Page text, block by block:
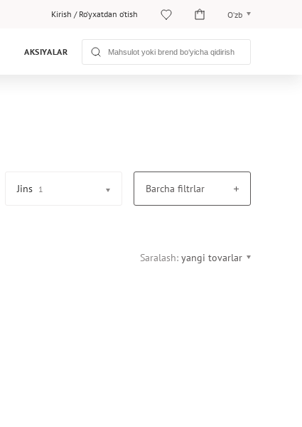
Kirish / Ro‘yxatdan o‘tish O‘zb
Рус
AKSIYALAR
Jins 1 Barcha filtrlar
Saralash: yangi tovarlar